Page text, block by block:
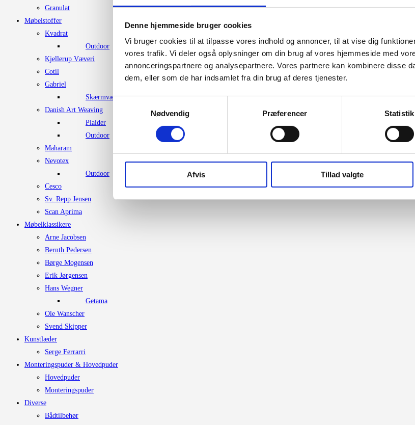
Denne hjemmeside bruger cookies
Vi bruger cookies til at tilpasse vores indhold og annoncer, til at vise dig
vores trafik. Vi deler også oplysninger om din brug af vores hjemmeside med
annonceringspartnere og analysepartnere. Vores partnere kan kombinere disse
dem, eller som de har indsamlet fra din brug af deres tjenester.
Samtykkevalg
Nødvendig
Præferencer Statistik
Afvis Tillad valgte
Granulat
Møbelstoffer
Kvadrat
Outdoor
Kjellerup Væveri
Cotil
Gabriel
Skærmvægstof
Danish Art Weaving
Plaider
Outdoor
Maharam
Nevotex
Outdoor
Cesco
Sv. Repp Jensen
Scan Aprima
Møbelklassikere
Arne Jacobsen
Bernth Pedersen
Børge Mogensen
Erik Jørgensen
Hans Wegner
Getama
Ole Wanscher
Svend Skipper
Kunstlæder
Serge Ferrarri
Monteringspuder & Hovedpuder
Hovedpuder
Monteringspuder
Diverse
Bådtilbehør